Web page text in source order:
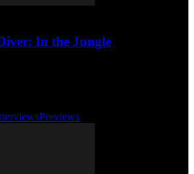
In the Jungle
Previews